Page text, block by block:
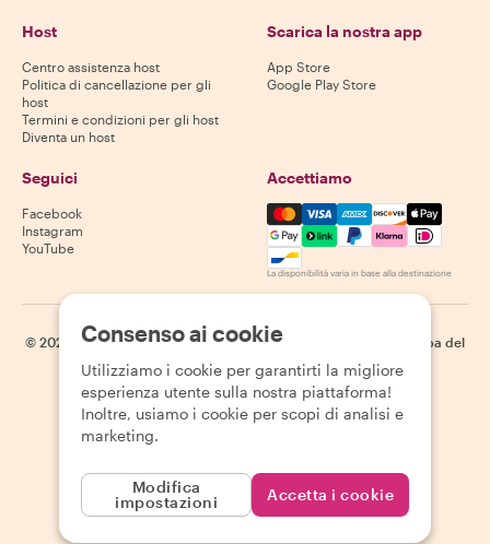
Host
Centro assistenza host
Politica di cancellazione per gli
host
Termini e condizioni per gli host
Diventa un host
Scarica la nostra app
App Store
Google Play Store
Seguici
Facebook
Instagram
YouTube
Accettiamo
Mastercard, Visa, Amex,
La disponibilità varia in base alla destinazione
© 2026 Withlocals.com | Informativa sulla privacy
Mappa del
Consenso ai cookie
Utilizziamo i cookie per garantirti la migliore
esperienza utente sulla nostra piattaforma!
Inoltre, usiamo i cookie per scopi di analisi e
marketing.
Modifica
impostazioni
Accetta i cookie